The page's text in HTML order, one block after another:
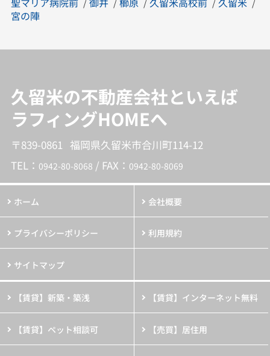
宮の陣
久留米の不動産会社といえば
ラフィングHOMEへ
〒839-0861 福岡県久留米市合川町114-12
TEL： 0942-80-8068 / FAX： 0942-80-8069
ホーム 会社概要
プライバシーポリシー 利用規約
サイトマップ
【賃貸】新築・築浅 【賃貸】インターネット無料
【賃貸】ペット相談可 【売買】居住用